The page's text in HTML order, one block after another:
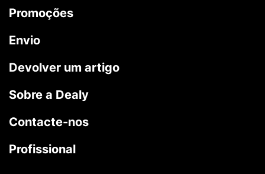
Promoções
Envio
Devolver um artigo
Sobre a Dealy
Contacte-nos
Profissional